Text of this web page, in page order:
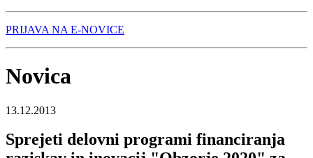
PRIJAVA NA E-NOVICE
Novica
13.12.2013
Sprejeti delovni programi financiranja